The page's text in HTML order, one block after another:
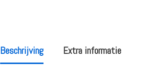
Beschrijving Extra informatie